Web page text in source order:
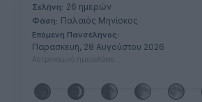
Σελήνη: 26 ημερών
Φάση: Παλαιός Μηνίσκος
Επόμενη Πανσέληνος:
Παρασκευή, 28 Αυγούστου 2026
Αστρονομικό ημερολόγιο